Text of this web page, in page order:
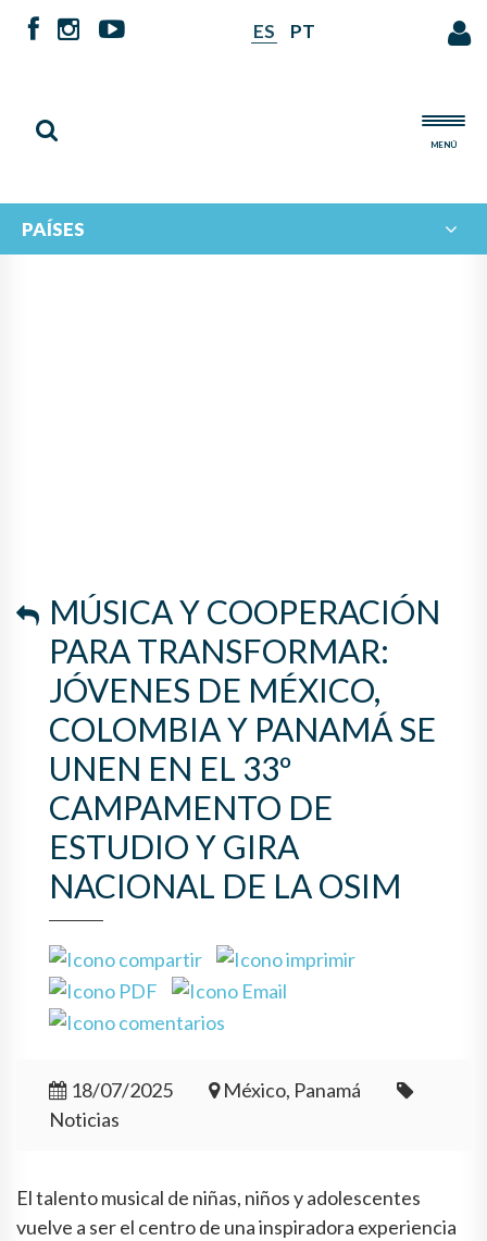
ES PT
MENÚ
PAÍSES
MÚSICA Y COOPERACIÓN
PARA TRANSFORMAR:
JÓVENES DE MÉXICO,
COLOMBIA Y PANAMÁ SE
UNEN EN EL 33º
CAMPAMENTO DE
ESTUDIO Y GIRA
NACIONAL DE LA OSIM
18/07/2025
México, Panamá
Noticias
El talento musical de niñas, niños y adolescentes
vuelve a ser el centro de una inspiradora experiencia